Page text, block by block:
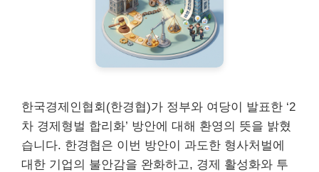
한국경제인협회(한경협)가 정부와 여당이 발표한 ‘2
차 경제형벌 합리화’ 방안에 대해 환영의 뜻을 밝혔
습니다. 한경협은 이번 방안이 과도한 형사처벌에
대한 기업의 불안감을 완화하고, 경제 활성화와 투